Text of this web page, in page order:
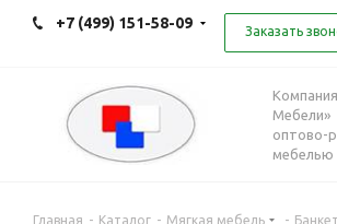
+7 (499) 151-58-09 Заказать
Мебели»
оптово-
мебелью
Главная - Каталог - Мягкая мебель -